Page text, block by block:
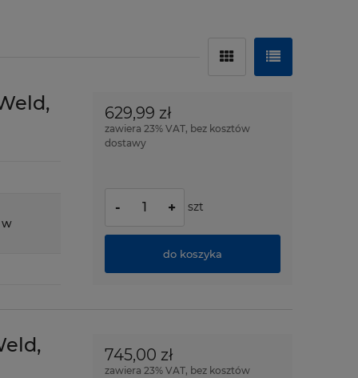
w
629,99 zł
zawiera 23% VAT, bez kosztów
dostawy
- + szt
do koszyka
745,00 zł
zawiera 23% VAT, bez kosztów